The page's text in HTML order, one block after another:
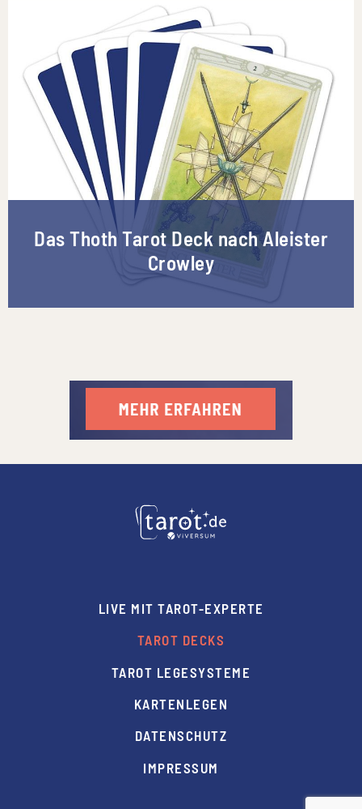
Das Thoth Tarot Deck nach Aleister
Crowley
LIVE MIT TAROT-EXPERTE
TAROT DECKS
TAROT LEGESYSTEME
KARTENLEGEN
DATENSCHUTZ
IMPRESSUM